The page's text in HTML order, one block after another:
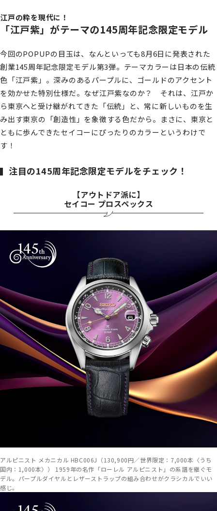
江戸の粋を現代に！
「江戸紫」がテーマの145周年記念限定モデル
今回のPOPUPの目玉は、なんといっても8月6日に発表された
創業145周年記念限定モデル第3弾。テーマカラーは日本の伝統
色「江戸紫」。深みのあるパープルに、ゴールドのアクセント
を効かせた特別仕様だ。なぜ江戸紫なのか？ それは、江戸か
ら東京へと受け継がれてきた「伝統」と、常に新しいものを生
み出す東京の「創造性」を象徴する色だから。まさに、東京と
ともに歩んできたセイコーにぴったりのカラーというわけで
す！
注目の145周年記念限定モデルをチェック！
【アウトドア派に】
セイコー プロスペックス
アルピニスト メカニカル HBC006J（130,900円／世界限定：7,000本〈うち
国内：1,000本〉） 1959年の名作「ローレル アルピニスト」の系譜を継ぐモ
デル。パープルダイヤルとレザーストラップの組み合わせがクラシカルでいい
感じ。